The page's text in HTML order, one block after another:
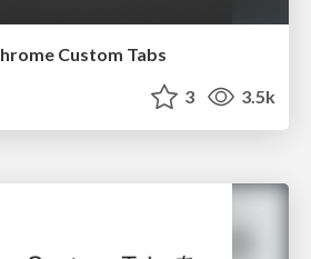
Custom Tabs
3 3.5k